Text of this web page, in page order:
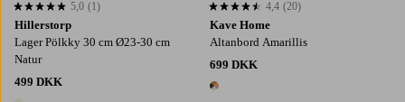
Hillerstorp
Lager Pölkky 30 cm Ø23-30 cm
Natur
499 DKK
5,0 baseret på 1 bedømmelser
5,0 (1)
Kave Home
Altanbord Amarillis
699 DKK
1 farve
4,4 baseret på 20 bedømmelser
4,4 (20)